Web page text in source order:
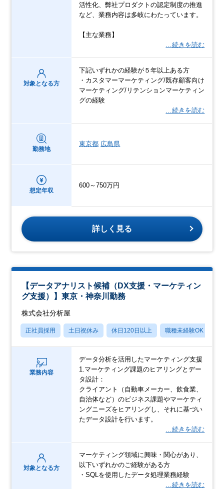
活性化、弊社プロダクトの認定制度の推進
など、業務内容は多岐にわたっています。
【主な業務】
…続きを読む
対象となる方
下記いずれかの経験が５年以上ある方
・カスタマーマーケティング/既存顧客向け
マーケティング/リテンションマーケティン
グの経験
…続きを読む
勤務地
東京都 広島県
想定年収
600～750万円
詳しく見る
【データアナリスト候補（DX支援・マーケティン
グ支援）】東京・神奈川勤務
株式会社分析屋
正社員採用 土日祝休み 休日120日以上 職種未経験OK
業務内容
データ分析を活用したマーケティング支援
1.マーケティング課題のヒアリングとデー
タ設計：
クライアント（自動車メーカー、飲食業、
自治体など）のビジネス課題やマーケティ
ングニーズをヒアリングし、それに基づい
たデータ設計を行います。
…続きを読む
対象となる方
マーケティング領域に興味・関心があり、
以下いずれかのご経験がある方
・SQLを使用したデータ処理業務経験
…続きを読む